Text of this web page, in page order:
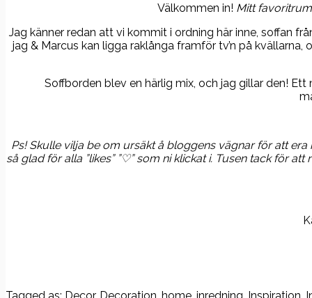
Välkommen in! Mitt
Jag känner redan att vi kommit i ordning här inne, soffan
jag & Marcus kan ligga raklånga framför tv’n på
Soffborden blev en härlig mix, och jag gillar den!
Ps! Skulle vilja be om ursäkt å bloggens vägnar för att
så glad för alla ”likes” ”♡” som ni klickat i. Tusen tack för